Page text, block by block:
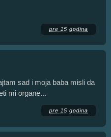
pre 15 godina
sad i moja baba misli da
mi organe...
pre 15 godina